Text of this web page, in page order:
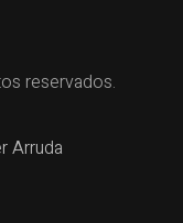
reservados.
Arruda